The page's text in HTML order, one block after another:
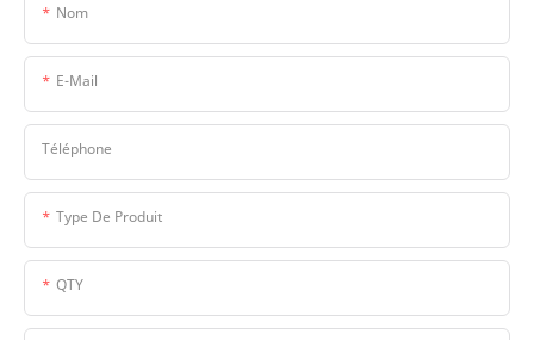
Nom
E-Mail
Téléphone
Type De Produit
QTY